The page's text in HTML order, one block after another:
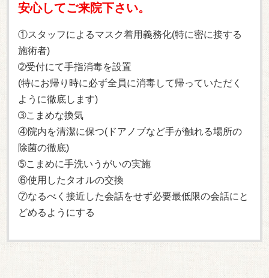
安心してご来院下さい。
①スタッフによるマスク着用義務化(特に密に接する
施術者)
➁受付にて手指消毒を設置
(特にお帰り時に必ず全員に消毒して帰っていただく
ように徹底します)
➂こまめな換気
④院内を清潔に保つ(ドアノブなど手が触れる場所の
除菌の徹底)
➄こまめに手洗いうがいの実施
⑥使用したタオルの交換
⑦なるべく接近した会話をせず必要最低限の会話にと
どめるようにする